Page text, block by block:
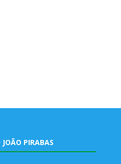
JOÃO PIRABAS